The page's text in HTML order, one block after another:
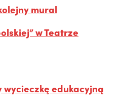
mural
w Teatrze
wycieczkę edukacyjną